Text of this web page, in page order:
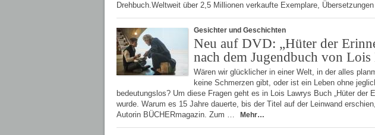
Drehbuch.Weltweit über 2,5 Millionen verkaufte Exemplare,
Gesichter und Geschichten
Neu auf DVD: „Hüter der
nach dem Jugendbuch von
Wären wir glücklicher in einer Welt, in der alles
keine Schmerzen gibt, oder ist ein Leben ohne
bedeutungslos? Um diese Fragen geht es in Lois Lawrys Buch „Hüter der
wurde. Warum es 15 Jahre dauerte, bis der Titel auf der Leinwand
Autorin BÜCHERmagazin. Zum …
Mehr…